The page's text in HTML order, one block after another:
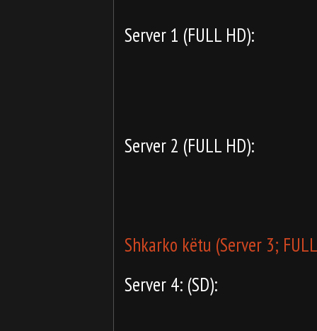
Server 1 (FULL HD):
Server 2 (FULL HD):
Shkarko këtu (Server 3;
Server 4: (SD):